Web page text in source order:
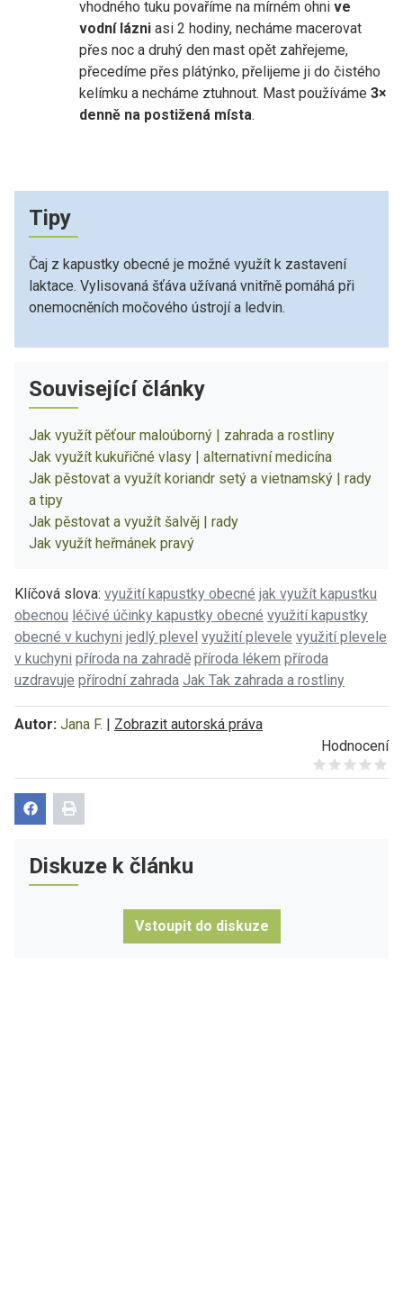
vhodného tuku povaříme na mírném ohni ve
vodní lázni asi 2 hodiny, necháme macerovat
přes noc a druhý den mast opět zahřejeme,
přecedíme přes plátýnko, přelijeme ji do čistého
kelímku a necháme ztuhnout. Mast používáme 3×
denně na postižená místa.
Tipy
Čaj z kapustky obecné je možné využít k zastavení
laktace. Vylisovaná šťáva užívaná vnitřně pomáhá při
onemocněních močového ústrojí a ledvin.
Související články
Jak využít pěťour maloúborný | zahrada a rostliny
Jak využít kukuřičné vlasy | alternativní medicína
Jak pěstovat a využít koriandr setý a vietnamský | rady
a tipy
Jak pěstovat a využít šalvěj | rady
Jak využít heřmánek pravý
Klíčová slova: využití kapustky obecné jak využít kapustku
obecnou léčivé účinky kapustky obecné využití kapustky
obecné v kuchyni jedlý plevel využití plevele využití plevele
v kuchyni příroda na zahradě příroda lékem příroda
uzdravuje přírodní zahrada Jak Tak zahrada a rostliny
Autor: Jana F. | Zobrazit autorská práva
Hodnocení
Give it 1/5
Give it 2/5
Give it 3/5
Give it 4/5
Give it 5/5
Diskuze k článku
Vstoupit do diskuze